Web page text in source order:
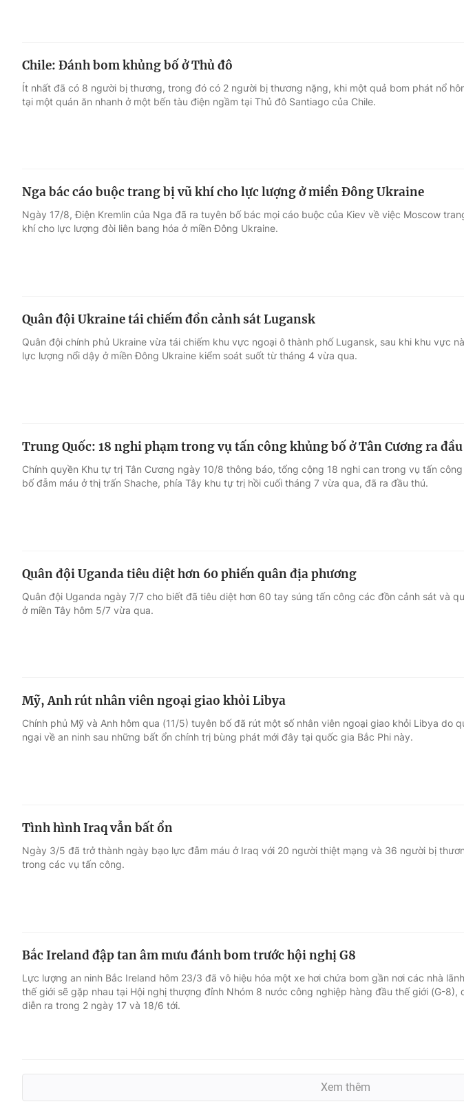
Chile: Đánh bom khủng bố ở Thủ đô
Ít nhất đã có 8 người bị thương, trong đó có 2 người bị thương nặng, khi một quả bom phát nổ
tại một quán ăn nhanh ở một bến tàu điện ngầm tại Thủ đô Santiago của Chile.
Nga bác cáo buộc trang bị vũ khí cho lực lượng ở miền Đông Ukraine
Ngày 17/8, Điện Kremlin của Nga đã ra tuyên bố bác mọi cáo buộc của Kiev về việc Moscow
khí cho lực lượng đòi liên bang hóa ở miền Đông Ukraine.
Quân đội Ukraine tái chiếm đồn cảnh sát Lugansk
Quân đội chính phủ Ukraine vừa tái chiếm khu vực ngoại ô thành phố Lugansk, sau khi khu vực
lực lượng nổi dậy ở miền Đông Ukraine kiểm soát suốt từ tháng 4 vừa qua.
Trung Quốc: 18 nghi phạm trong vụ tấn công khủng bố ở Tân Cương ra
Chính quyền Khu tự trị Tân Cương ngày 10/8 thông báo, tổng cộng 18 nghi can trong vụ tấn
bố đẫm máu ở thị trấn Shache, phía Tây khu tự trị hồi cuối tháng 7 vừa qua, đã ra đầu thú.
Quân đội Uganda tiêu diệt hơn 60 phiến quân địa phương
Quân đội Uganda ngày 7/7 cho biết đã tiêu diệt hơn 60 tay súng tấn công các đồn cảnh sát và
ở miền Tây hôm 5/7 vừa qua.
Mỹ, Anh rút nhân viên ngoại giao khỏi Libya
Chính phủ Mỹ và Anh hôm qua (11/5) tuyên bố đã rút một số nhân viên ngoại giao khỏi Libya do
ngại về an ninh sau những bất ổn chính trị bùng phát mới đây tại quốc gia Bắc Phi này.
Tình hình Iraq vẫn bất ổn
Ngày 3/5 đã trở thành ngày bạo lực đẫm máu ở Iraq với 20 người thiệt mạng và 36 người bị
trong các vụ tấn công.
Bắc Ireland đập tan âm mưu đánh bom trước hội nghị G8
Lực lượng an ninh Bắc Ireland hôm 23/3 đã vô hiệu hóa một xe hơi chứa bom gần nơi các nhà
thế giới sẽ gặp nhau tại Hội nghị thượng đỉnh Nhóm 8 nước công nghiệp hàng đầu thế giới (G-8),
diễn ra trong 2 ngày 17 và 18/6 tới.
Xem thêm